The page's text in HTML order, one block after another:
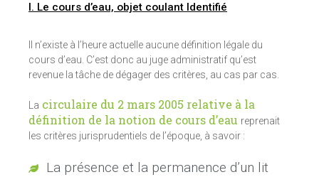
I. Le cours d’eau, objet coulant Identifié
Il n’existe à l’heure actuelle aucune définition légale du
cours d’eau. C’est donc au juge administratif qu’est
revenue la tâche de dégager des critères, au cas par cas.
La circulaire du 2 mars 2005 relative à la
définition de la notion de cours d’eau reprenait
les critères jurisprudentiels de l’époque, à savoir :
La présence et la permanence d’un lit